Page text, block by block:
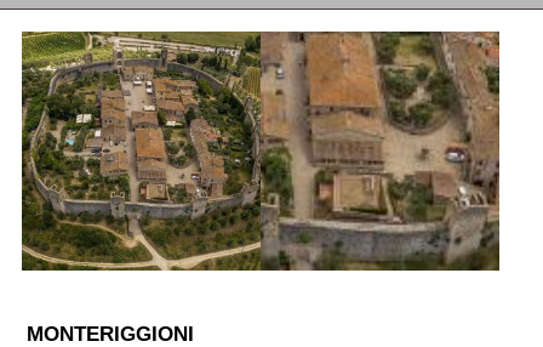
MONTERIGGIONI